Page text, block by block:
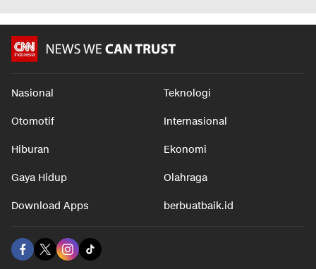
Nasional Teknologi
Otomotif Internasional
Hiburan Ekonomi
Gaya Hidup Olahraga
Download Apps berbuatbaik.id